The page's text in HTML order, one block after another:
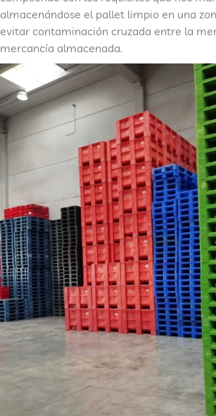
almacenándose el pallet limpio en una
evitar contaminación cruzada entre la
mercancía almacenada.